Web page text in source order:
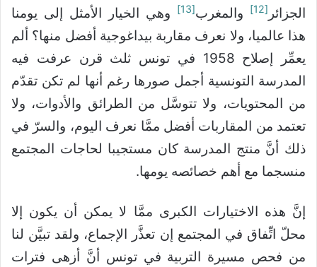
الجزائر [12] والمغرب[13]
وهي الخيار الأمثل إلى يومنا
هذا عالميا، ولا نعرف مقاربة بيداغوجية أفضل منها؟ ألم
يعمِّر إصلاح 1958 في تونس ثلث قرن عرفت فيه
المدرسة التونسية أجمل صورها رغم أنها لم تكن تقدّم
من المحتويات، ولا تتوسَّل من الطرائق والأدوات، ولا
تعتمد من المقاربات أفضل ممَّا نعرف اليوم، والسرّ في
ذلك أنَّ منتج المدرسة كان مستجيبا لحاجات المجتمع
منسجما مع أهم خصائصه يومها.
إنَّ هذه الاختيارات الكبرى ممَّا لا يمكن أن يكون إلا
محلّ اتِّفاق في المجتمع إن تعذَّر الإجماع، ولقد تبيَّن لنا
من فحص مسيرة التربية في تونس أنَّ أزهى فترات